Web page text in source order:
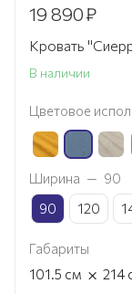
19 890₽
Кровать
В наличии
Цветовое
Ширина — 90
90
120
Габариты
101.5 см × 214